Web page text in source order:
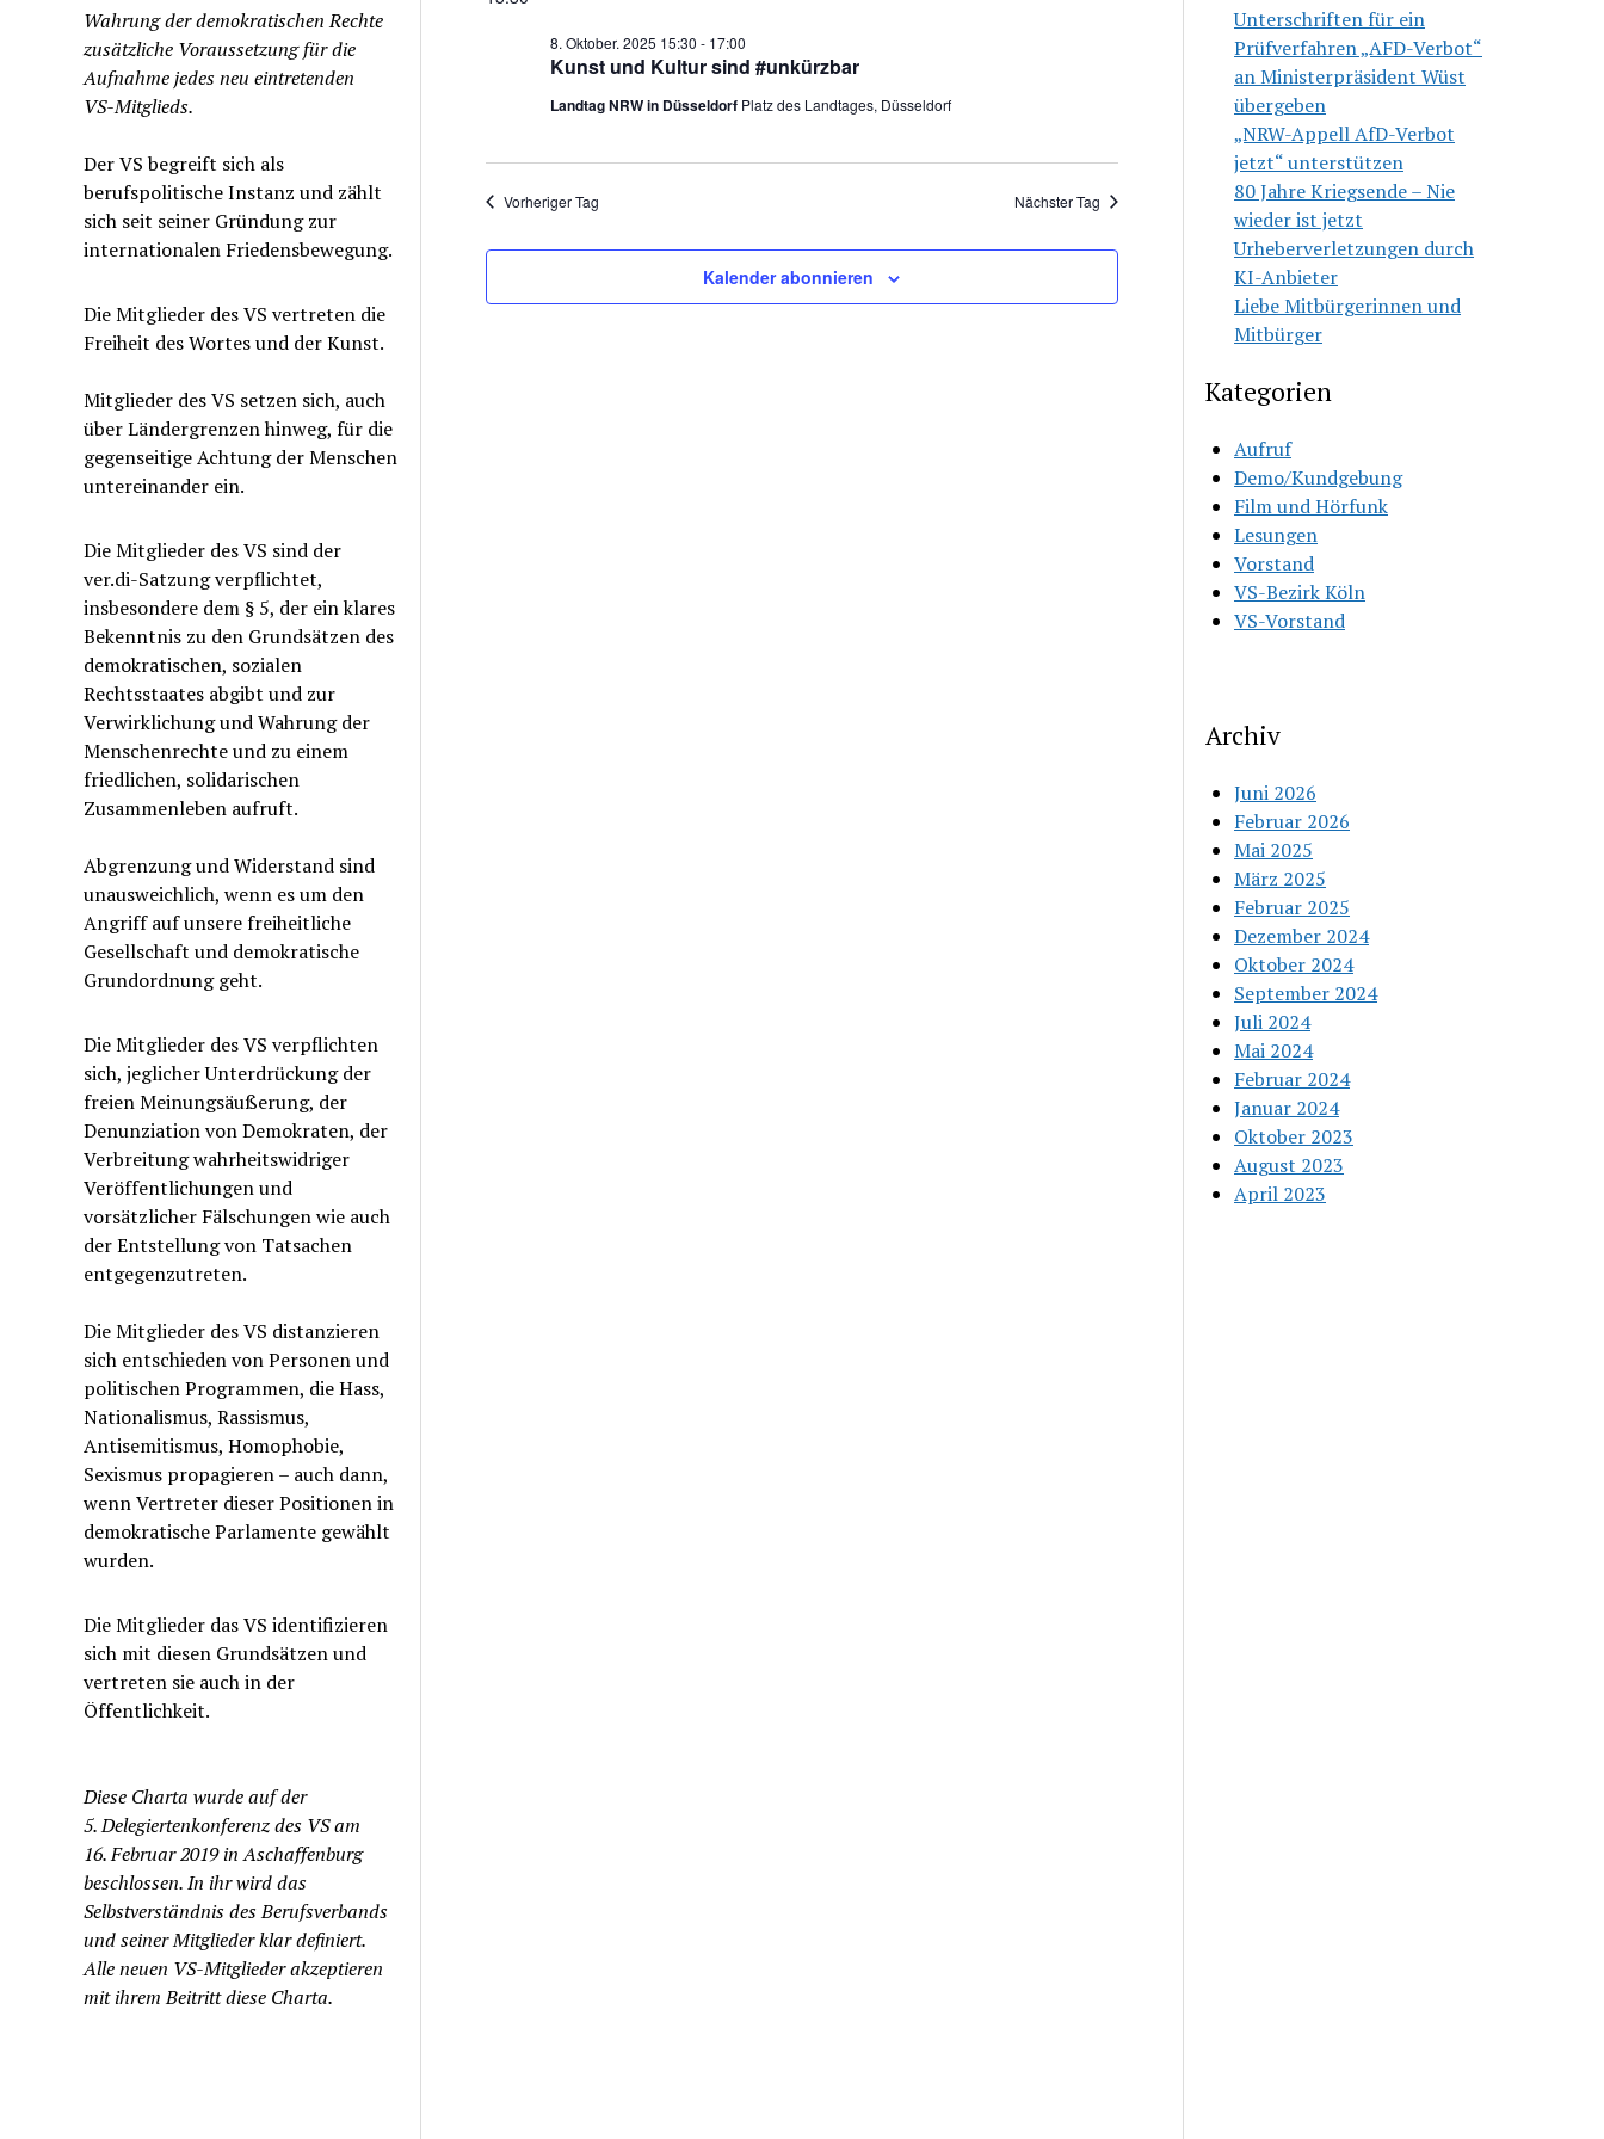
Wahrung der demokratischen Rechte
zusätzliche Voraussetzung für die
Aufnahme jedes neu eintretenden
VS-Mitglieds.
Der VS begreift sich als
berufspolitische Instanz und zählt
sich seit seiner Gründung zur
internationalen Friedensbewegung.
Die Mitglieder des VS vertreten die
Freiheit des Wortes und der Kunst.
Mitglieder des VS setzen sich, auch
über Ländergrenzen hinweg, für die
gegenseitige Achtung der Menschen
untereinander ein.
Die Mitglieder des VS sind der
ver.di-Satzung verpflichtet,
insbesondere dem § 5, der ein klares
Bekenntnis zu den Grundsätzen des
demokratischen, sozialen
Rechtsstaates abgibt und zur
Verwirklichung und Wahrung der
Menschenrechte und zu einem
friedlichen, solidarischen
Zusammenleben aufruft.
Abgrenzung und Widerstand sind
unausweichlich, wenn es um den
Angriff auf unsere freiheitliche
Gesellschaft und demokratische
Grundordnung geht.
Die Mitglieder des VS verpflichten
sich, jeglicher Unterdrückung der
freien Meinungsäußerung, der
Denunziation von Demokraten, der
Verbreitung wahrheitswidriger
Veröffentlichungen und
vorsätzlicher Fälschungen wie auch
der Entstellung von Tatsachen
entgegenzutreten.
Die Mitglieder des VS distanzieren
sich entschieden von Personen und
politischen Programmen, die Hass,
Nationalismus, Rassismus,
Antisemitismus, Homophobie,
Sexismus propagieren – auch dann,
wenn Vertreter dieser Positionen in
demokratische Parlamente gewählt
wurden.
Die Mitglieder das VS identifizieren
sich mit diesen Grundsätzen und
vertreten sie auch in der
Öffentlichkeit.
Diese Charta wurde auf der
5. Delegiertenkonferenz des VS am
16. Februar 2019 in Aschaffenburg
beschlossen. In ihr wird das
Selbstverständnis des Berufsverbands
und seiner Mitglieder klar definiert.
Alle neuen VS-Mitglieder akzeptieren
mit ihrem Beitritt diese Charta.
Oktober.
2025
wählen.
Kunst und Kultur sind #unkürzbar
8. Oktober. 2025 15:30 - 17:00
Landtag NRW in Düsseldorf Platz des Landtages, Düsseldorf
Vorheriger Tag Nächster Tag
Kalender abonnieren
Unterschriften für ein
Prüfverfahren „AFD-Verbot“
an Ministerpräsident Wüst
übergeben
„NRW-Appell AfD-Verbot
jetzt“ unterstützen
80 Jahre Kriegsende – Nie
wieder ist jetzt
Urheberverletzungen durch
KI-Anbieter
Liebe Mitbürgerinnen und
Mitbürger
Kategorien
Aufruf
Demo/Kundgebung
Film und Hörfunk
Lesungen
Vorstand
VS-Bezirk Köln
VS-Vorstand
Archiv
Juni 2026
Februar 2026
Mai 2025
März 2025
Februar 2025
Dezember 2024
Oktober 2024
September 2024
Juli 2024
Mai 2024
Februar 2024
Januar 2024
Oktober 2023
August 2023
April 2023